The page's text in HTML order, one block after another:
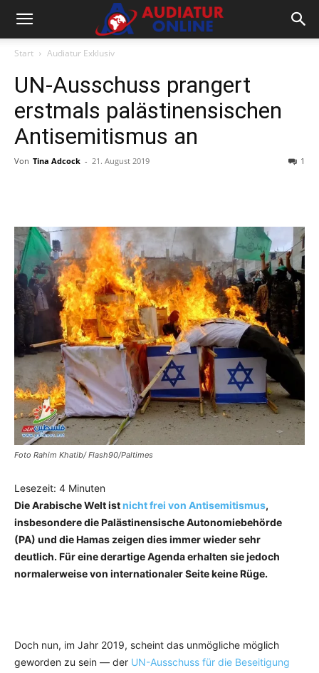
Start Audiatur Exklusiv
UN-Ausschuss prangert
erstmals palästinensischen
Antisemitismus an
Von Tina Adcock - 21. August 2019 1
Foto Rahim Khatib/ Flash90/Paltimes
Lesezeit: 4 Minuten
Die Arabische Welt istnicht frei von Antisemitismus,
insbesondere die Palästinensische Autonomiebehörde
(PA) und die Hamas zeigen dies immer wieder sehr
deutlich. Für eine derartige Agenda erhalten sie jedoch
normalerweise von internationaler Seite keine Rüge.
Doch nun, im Jahr 2019, scheint das unmögliche möglich
geworden zu sein — der UN-Ausschuss für die Beseitigung